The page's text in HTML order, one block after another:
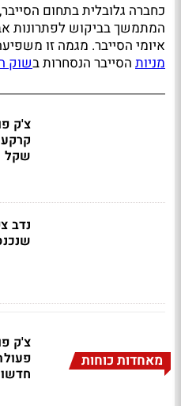
כחברה גלובלית בתחום
המתמשך בביקוש לפתרונות
איומי הסייבר. מגמה זו
מניות הסייבר הנסחרות בשוק
צ'ק
שקל
נדב
מאחדות כוחות
צ'ק